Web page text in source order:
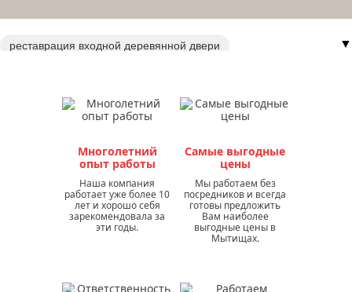
реставрация входной деревянной двери
ремонт входной железной двери в квартире
ремонт входных дверей в москве
ремонт откосов входной двери
ремонт и реставрация деревянных дверей
ремонт деревянных дверей
ремонт деревянной двери
реставрация входной двери в квартире
реставрация старых деревянных дверей
▼
Многолетний
опыт работы
Наша компания
работает уже более 10
лет и хорошо себя
зарекомендовала за
эти годы.
Самые выгодные
цены
Мы работаем без
посредников и всегда
готовы предложить
Вам наиболее
выгодные цены в
Мытищах.